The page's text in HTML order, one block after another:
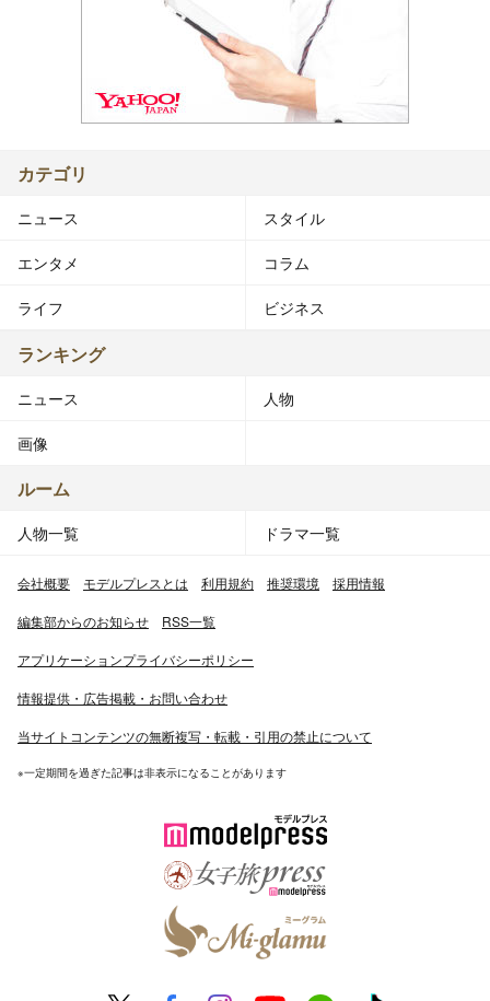
カテゴリ
ニュース スタイル
エンタメ コラム
ライフ ビジネス
ランキング
ニュース 人物
画像
ルーム
人物一覧 ドラマ一覧
会社概要 モデルプレスとは 利用規約 推奨環境 採用情報
編集部からのお知らせ RSS一覧
アプリケーションプライバシーポリシー
情報提供・広告掲載・お問い合わせ
当サイトコンテンツの無断複写・転載・引用の禁止について
※一定期間を過ぎた記事は非表示になることがあります